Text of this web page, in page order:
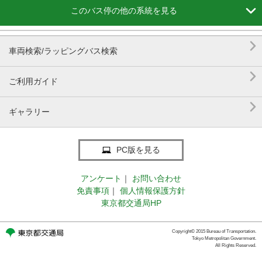
このバス停の他の系統を見る 
車両検索/ラッピングバス検索 
ご利用ガイド 
ギャラリー 
PC版を見る
アンケート ｜
お問い合わせ
免責事項 ｜
個人情報保護方針
東京都交通局HP
Copyright© 2015 Bureau of Transportation.
Tokyo Metropolitan Government.
All Rights Reserved.